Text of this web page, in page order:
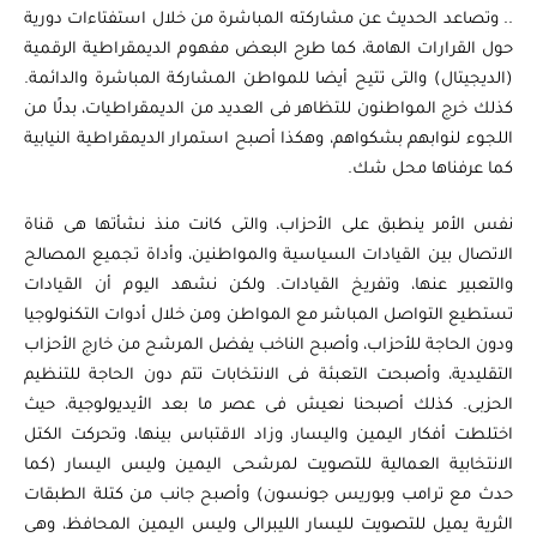
.. وتصاعد الحديث عن مشاركته المباشرة من خلال استفتاءات دورية
حول القرارات الهامة، كما طرح البعض مفهوم الديمقراطية الرقمية
(الديجيتال) والتى تتيح أيضا للمواطن المشاركة المباشرة والدائمة.
كذلك خرج المواطنون للتظاهر فى العديد من الديمقراطيات، بدلًا من
اللجوء لنوابهم بشكواهم، وهكذا أصبح استمرار الديمقراطية النيابية
كما عرفناها محل شك.
نفس الأمر ينطبق على الأحزاب، والتى كانت منذ نشأتها هى قناة
الاتصال بين القيادات السياسية والمواطنين، وأداة تجميع المصالح
والتعبير عنها، وتفريخ القيادات. ولكن نشهد اليوم أن القيادات
تستطيع التواصل المباشر مع المواطن ومن خلال أدوات التكنولوجيا
ودون الحاجة للأحزاب، وأصبح الناخب يفضل المرشح من خارج الأحزاب
التقليدية، وأصبحت التعبئة فى الانتخابات تتم دون الحاجة للتنظيم
الحزبى. كذلك أصبحنا نعيش فى عصر ما بعد الأيديولوجية، حيث
اختلطت أفكار اليمين واليسار، وزاد الاقتباس بينها، وتحركت الكتل
الانتخابية العمالية للتصويت لمرشحى اليمين وليس اليسار (كما
حدث مع ترامب وبوريس جونسون) وأصبح جانب من كتلة الطبقات
الثرية يميل للتصويت لليسار الليبرالى وليس اليمين المحافظ، وهى